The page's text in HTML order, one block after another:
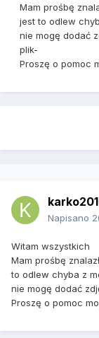
Mam prośbę
jest to odlew
nie mogę dodać
plik-
Proszę o pomoc
Napisano
Witam wszystkich
Mam prośbę
to odlew chyba z
nie mogę dodać
Proszę o pomoc